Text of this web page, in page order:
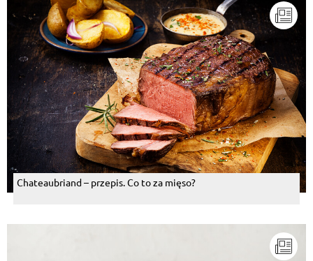
Chateaubriand – przepis. Co to za mięso?